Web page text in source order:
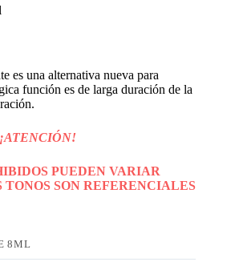
es una alternativa nueva para
función es de larga duración de la
¡ATENCIÓN!
PUEDEN VARIAR
TONOS SON REFERENCIALES
8ML